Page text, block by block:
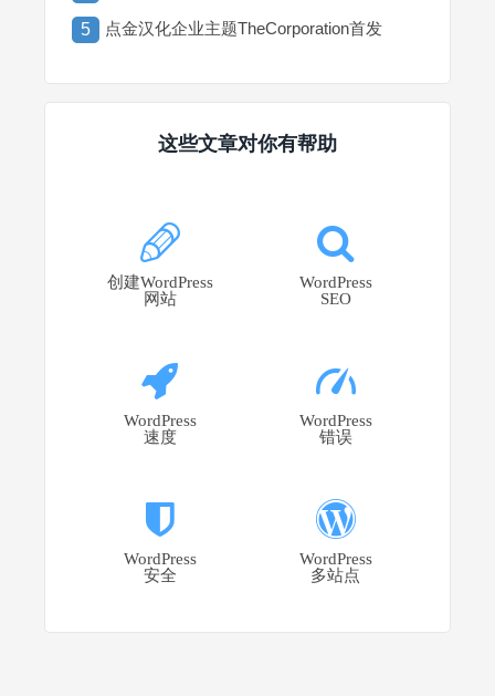
5 点金汉化企业主题TheCorporation首发
这些文章对你有帮助
创建WordPress
网站
WordPress
SEO
WordPress
速度
WordPress
错误
WordPress
安全
WordPress
多站点